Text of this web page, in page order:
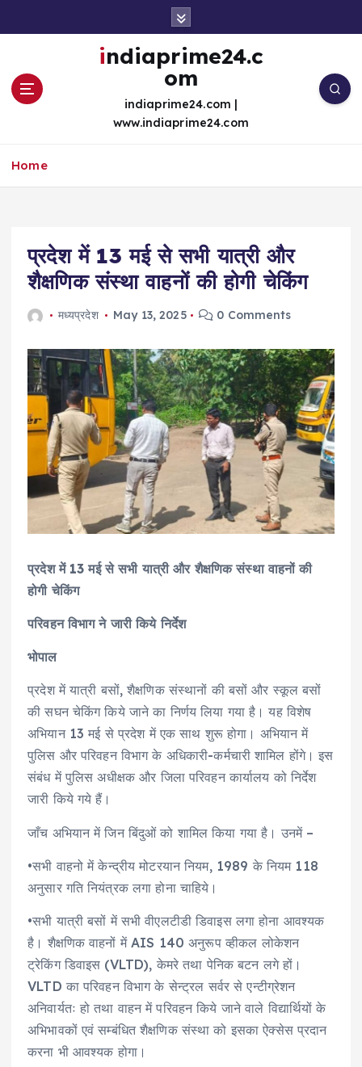
indiaprime24.c
om
indiaprime24.com |
www.indiaprime24.com
Home
प्रदेश में 13 मई से सभी यात्री और
शैक्षणिक संस्था वाहनों की होगी चेकिंग
मध्यप्रदेश May 13, 2025 0 Comments
प्रदेश में 13 मई से सभी यात्री और शैक्षणिक संस्था वाहनों की
होगी चेकिंग
परिवहन विभाग ने जारी किये निर्देश
भोपाल
प्रदेश में यात्री बसों, शैक्षणिक संस्थानों की बसों और स्कूल बसों
की सघन चेकिंग किये जाने का निर्णय लिया गया है। यह विशेष
अभियान 13 मई से प्रदेश में एक साथ शुरू होगा। अभियान में
पुलिस और परिवहन विभाग के अधिकारी-कर्मचारी शामिल होंगे। इस
संबंध में पुलिस अधीक्षक और जिला परिवहन कार्यालय को निर्देश
जारी किये गये हैं।
जाँच अभियान में जिन बिंदुओं को शामिल किया गया है। उनमें –
•सभी वाहनो में केन्द्रीय मोटरयान नियम, 1989 के नियम 118
अनुसार गति नियंत्रक लगा होना चाहिये।
•सभी यात्री बसों में सभी वीएलटीडी डिवाइस लगा होना आवश्यक
है। शैक्षणिक वाहनों में AIS 140 अनुरूप व्हीकल लोकेशन
ट्रेकिंग डिवाइस (VLTD), केमरे तथा पेनिक बटन लगे हों।
VLTD का परिवहन विभाग के सेन्ट्रल सर्वर से एन्टीग्रेशन
अनिवार्यतः हो तथा वाहन में परिवहन किये जाने वाले विद्यार्थियों के
अभिभावकों एवं सम्बंधित शैक्षणिक संस्था को इसका ऐक्सेस प्रदान
करना भी आवश्यक होगा।